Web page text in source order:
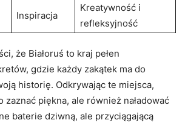
Inspiracja
Kreatywność i
refleksyjność
że ⁤Białoruś‌ to kraj pełen
gdzie​ każdy zakątek ma‌ do
historię.⁢ Odkrywając te miejsca,
zaznać piękna, ale również naładować
baterie dziwną, ale przyciągającą